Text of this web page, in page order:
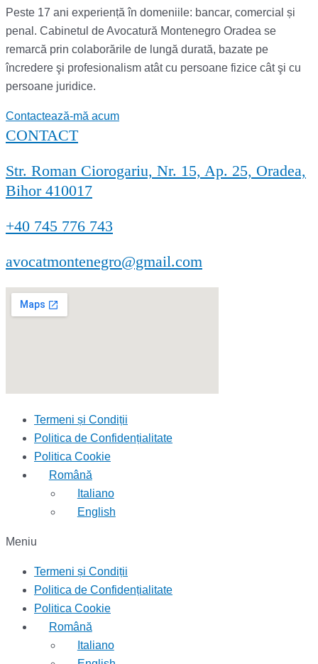
Peste 17 ani experiență în domeniile: bancar, comercial și
penal. Cabinetul de Avocatură Montenegro Oradea se
remarcă prin colaborările de lungă durată, bazate pe
încredere şi profesionalism atât cu persoane fizice cât şi cu
persoane juridice.
Contactează-mă acum
CONTACT
Str. Roman Ciorogariu, Nr. 15, Ap. 25, Oradea,
Bihor 410017
+40 745 776 743
avocatmontenegro@gmail.com
Termeni și Condiții
Politica de Confidențialitate
Politica Cookie
Română
Italiano
English
Meniu
Termeni și Condiții
Politica de Confidențialitate
Politica Cookie
Română
Italiano